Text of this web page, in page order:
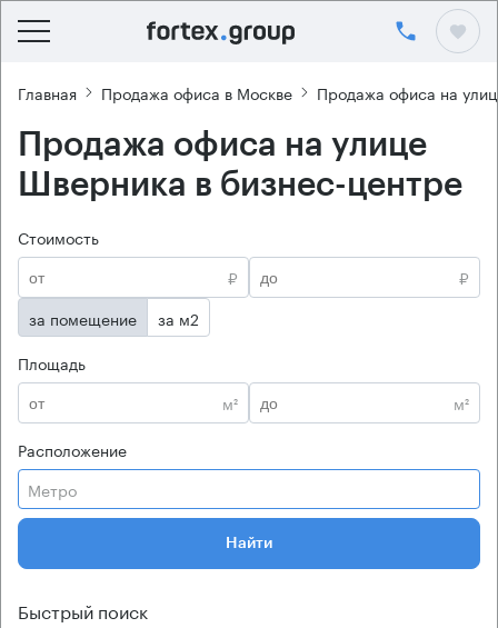
Главная Продажа офиса в Москве Продажа офиса на
Продажа офиса на улице
Шверника в бизнес-центре
Стоимость
₽
₽
за помещение
за м2
Площадь
м²
м²
Расположение
Метро
Найти
Быстрый поиск